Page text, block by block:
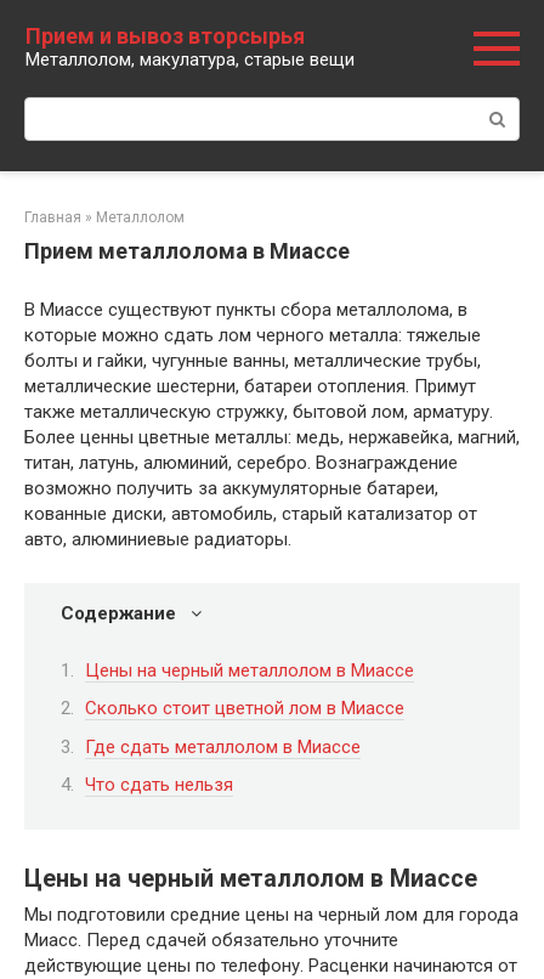
контенту
Прием и вывоз вторсырья
Металлолом, макулатура, старые вещи
Поиск:
Главная » Металлолом
Прием металлолома в Миассе
В Миассе существуют пункты сбора металлолома, в
которые можно сдать лом черного металла: тяжелые
болты и гайки, чугунные ванны, металлические трубы,
металлические шестерни, батареи отопления. Примут
также металлическую стружку, бытовой лом, арматуру.
Более ценны цветные металлы: медь, нержавейка, магний,
титан, латунь, алюминий, серебро. Вознаграждение
возможно получить за аккумуляторные батареи,
кованные диски, автомобиль, старый катализатор от
авто, алюминиевые радиаторы.
Содержание
Цены на черный металлолом в Миассе
Сколько стоит цветной лом в Миассе
Где сдать металлолом в Миассе
Что сдать нельзя
Цены на черный металлолом в Миассе
Мы подготовили средние цены на черный лом для города
Миасс. Перед сдачей обязательно уточните
действующие цены по телефону. Расценки начинаются от